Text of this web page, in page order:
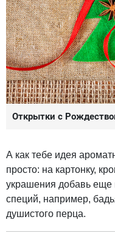
Открытки с
А как тебе идея
просто: на картонку,
украшения добавь еще
специй, например,
душистого перца.